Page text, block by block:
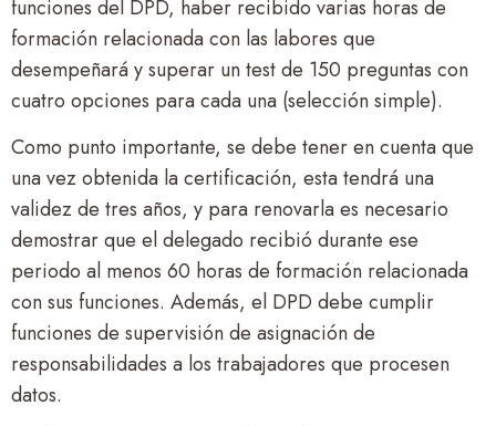
funciones del DPD, haber recibido varias horas de
formación relacionada con las labores que
desempeñará y superar un test de 150 preguntas con
cuatro opciones para cada una (selección simple).
Como punto importante, se debe tener en cuenta que
una vez obtenida la certificación, esta tendrá una
validez de tres años, y para renovarla es necesario
demostrar que el delegado recibió durante ese
periodo al menos 60 horas de formación relacionada
con sus funciones. Además, el DPD debe cumplir
funciones de supervisión de asignación de
responsabilidades a los trabajadores que procesen
datos.